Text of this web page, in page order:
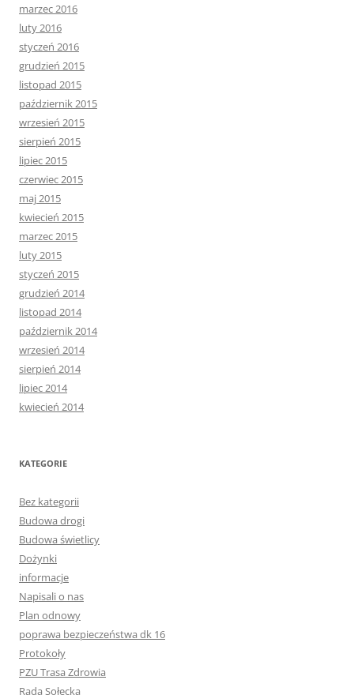
marzec 2016
luty 2016
styczeń 2016
grudzień 2015
listopad 2015
październik 2015
wrzesień 2015
sierpień 2015
lipiec 2015
czerwiec 2015
maj 2015
kwiecień 2015
marzec 2015
luty 2015
styczeń 2015
grudzień 2014
listopad 2014
październik 2014
wrzesień 2014
sierpień 2014
lipiec 2014
kwiecień 2014
KATEGORIE
Bez kategorii
Budowa drogi
Budowa świetlicy
Dożynki
informacje
Napisali o nas
Plan odnowy
poprawa bezpieczeństwa dk 16
Protokoły
PZU Trasa Zdrowia
Rada Sołecka